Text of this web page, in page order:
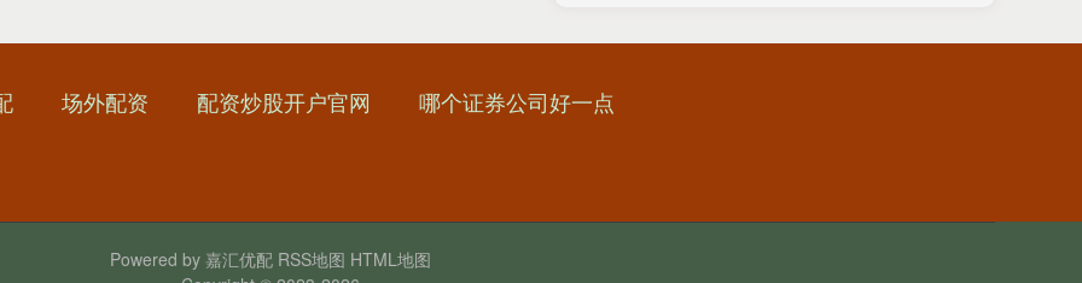
场外配资 配资炒股开户官网 哪个证券公司好一点
Powered by 嘉汇优配 RSS地图 HTML地图